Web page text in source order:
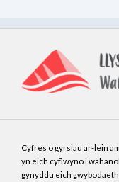
Cyfres o gyrsiau ar-lein
yn eich cyflwyno i
gynyddu eich